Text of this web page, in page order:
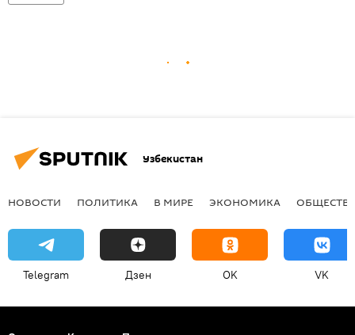
Узбекистан
НОВОСТИ ПОЛИТИКА В МИРЕ ЭКОНОМИКА
Telegram Дзен OK VK